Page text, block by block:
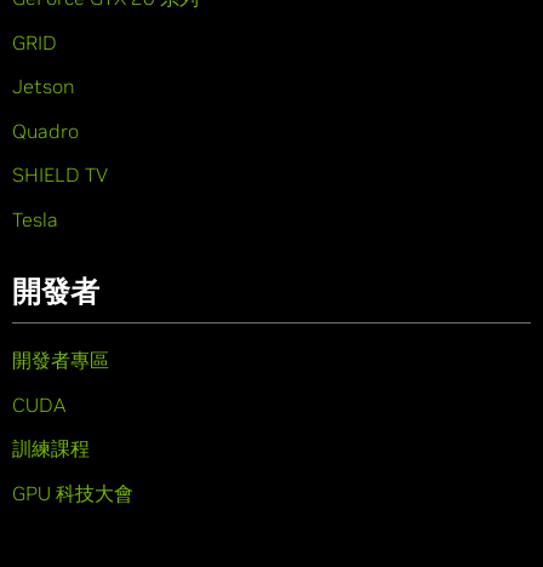
GRID
Jetson
Quadro
SHIELD TV
Tesla
開發者
開發者專區
CUDA
訓練課程
GPU 科技大會